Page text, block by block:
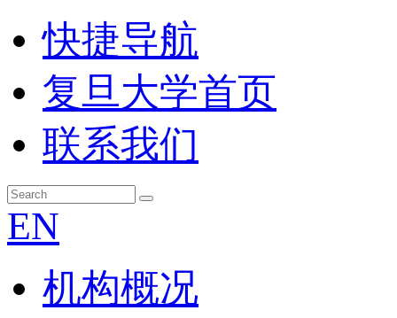
快捷导航
复旦大学首页
联系我们
EN
机构概况